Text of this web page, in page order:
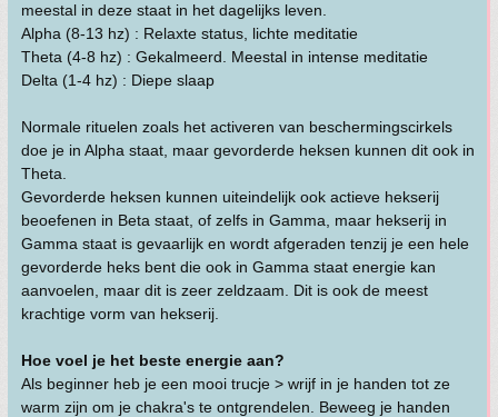
meestal in deze staat in het dagelijks leven.
Alpha (8-13 hz) : Relaxte status, lichte meditatie
Theta (4-8 hz) : Gekalmeerd. Meestal in intense meditatie
Delta (1-4 hz) : Diepe slaap
Normale rituelen zoals het activeren van beschermingscirkels
doe je in Alpha staat, maar gevorderde heksen kunnen dit ook in
Theta.
Gevorderde heksen kunnen uiteindelijk ook actieve hekserij
beoefenen in Beta staat, of zelfs in Gamma, maar hekserij in
Gamma staat is gevaarlijk en wordt afgeraden tenzij je een hele
gevorderde heks bent die ook in Gamma staat energie kan
aanvoelen, maar dit is zeer zeldzaam. Dit is ook de meest
krachtige vorm van hekserij.
Hoe voel je het beste energie aan?
Als beginner heb je een mooi trucje > wrijf in je handen tot ze
warm zijn om je chakra's te ontgrendelen. Beweeg je handen